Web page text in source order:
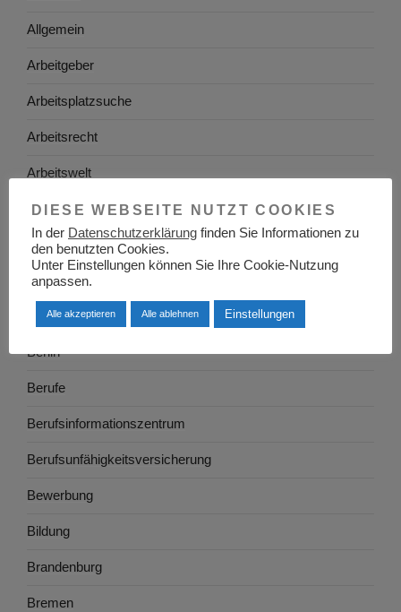
Allgemein
Arbeitgeber
Arbeitsplatzsuche
Arbeitsrecht
Arbeitswelt
Arbeitszeugnis
Ausbildung
Baden-Württemberg
Bayern
Berlin
Berufe
Berufsinformationszentrum
Berufsunfähigkeitsversicherung
Bewerbung
Bildung
Brandenburg
Bremen
DIESE WEBSEITE NUTZT COOKIES
In der Datenschutzerklärung finden Sie Informationen zu
den benutzten Cookies.
Unter Einstellungen können Sie Ihre Cookie-Nutzung
anpassen.
Alle akzeptieren Alle ablehnen Einstellungen